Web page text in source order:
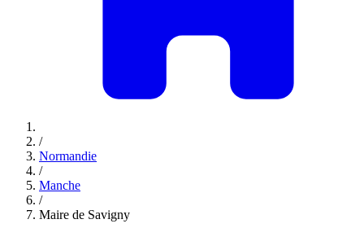
/
Normandie
/
Manche
/
Maire de Savigny